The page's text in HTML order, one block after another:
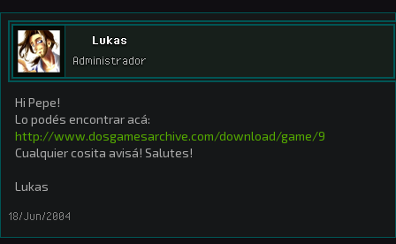
Lukas
Administrador
Hi Pepe!
Lo podés encontrar acá:
http://www.dosgamesarchive.com/download/game/9
Cualquier cosita avisá! Salutes!
Lukas
18/Jun/2004